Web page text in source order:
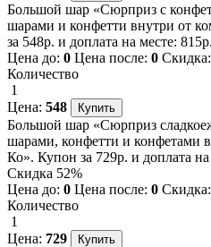
Большой шар «Сюрприз с
шарами и конфетти внутри от
за 548р. и доплата на месте:
Цена до: 0 Цена после: 0 Скидка:
Количество
1
Цена: 548
Большой шар «Сюрприз
шарами, конфетти и конфетами
Ко». Купон за 729р. и доплата
Скидка 52%
Цена до: 0 Цена после: 0 Скидка:
Количество
1
Цена: 729